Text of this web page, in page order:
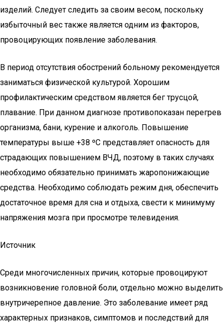
изделий. Следует следить за своим весом, поскольку
избыточный вес также является одним из факторов,
провоцирующих появление заболевания.
В период отсутствия обострений больному рекомендуется
заниматься физической культурой. Хорошим
профилактическим средством является бег трусцой,
плавание. При данном диагнозе противопоказан перегрев
организма, бани, курение и алкоголь. Повышение
температуры выше +38 ºС представляет опасность для
страдающих повышением ВЧД, поэтому в таких случаях
необходимо обязательно принимать жаропонижающие
средства. Необходимо соблюдать режим дня, обеспечить
достаточное время для сна и отдыха, свести к минимуму
напряжения мозга при просмотре телевидения.
Источник
Среди многочисленных причин, которые провоцируют
возникновение головной боли, отдельно можно выделить
внутричерепное давление. Это заболевание имеет ряд
характерных признаков, симптомов и последствий для